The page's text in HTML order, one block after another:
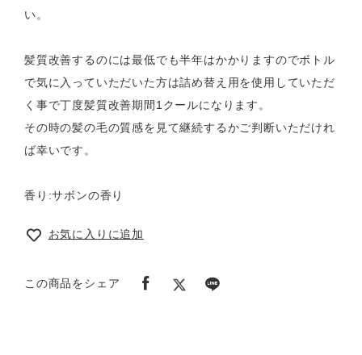
い。
髪質改善するのには最低でも半年はかかりますのでボトル
で気に入っていただいた方は詰め替え用を使用していただ
く事で丁度髪質改善期間1クールになります。
その時の髪の毛の質感を見て継続するかご判断いただけれ
ば幸いです。
香り:サボンの香り
お気に入りに追加
この商品をシェア